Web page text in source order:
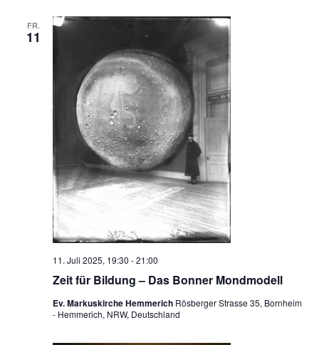
FR.
11
Zeit für Bildung – Das Bonner Mondmodell
11. Juli 2025, 19:30 -21:00
Ev. Markuskirche Hemmerich Rösberger Strasse 35, Bornheim
- Hemmerich, NRW, Deutschland